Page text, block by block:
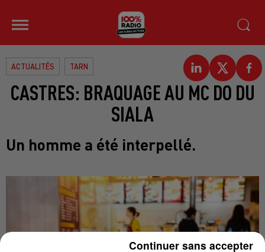
ACTUALITÉS TARN
CASTRES: BRAQUAGE AU MC DO DU
SIALA
Un homme a été interpellé.
Continuer sans accepter